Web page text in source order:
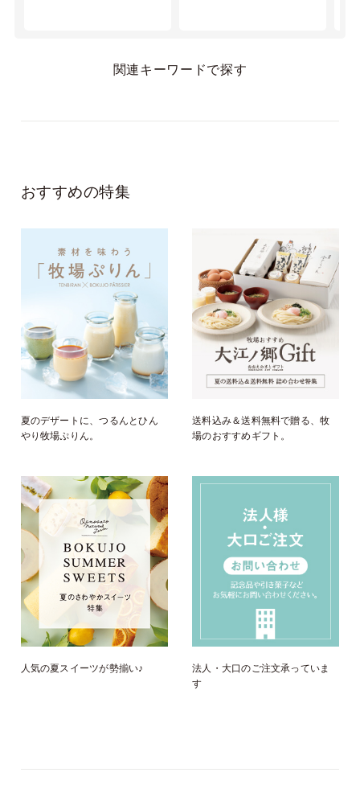
関連キーワードで探す
おすすめの特集
夏のデザートに、つるんとひん
やり牧場ぷりん。
送料込み＆送料無料で贈る、牧
場のおすすめギフト。
人気の夏スイーツが勢揃い♪
法人・大口のご注文承っていま
す